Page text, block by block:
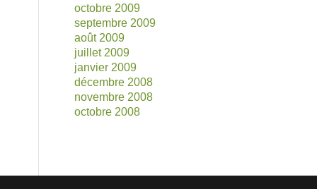
octobre 2009
septembre 2009
août 2009
juillet 2009
janvier 2009
décembre 2008
novembre 2008
octobre 2008